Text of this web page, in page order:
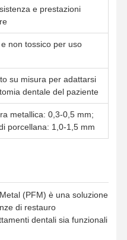
Notizie Tutti I Casi
e prestazioni
non tossico per uso
su misura per adattarsi
dentale del paziente
metallica: 0,3-0,5 mm;
porcellana: 1,0-1,5 mm
(PFM) è una soluzione
di restauro
dentali sia funzionali